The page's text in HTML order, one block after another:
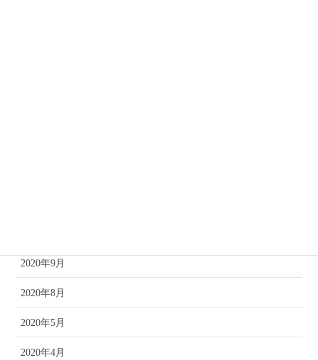
2020年9月
2020年8月
2020年5月
2020年4月